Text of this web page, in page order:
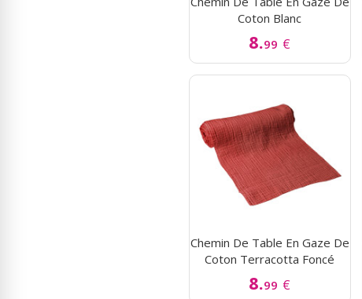
Coton Blanc
8.99 €
Chemin De Table En Gaze De
Coton Terracotta Foncé
8.99 €